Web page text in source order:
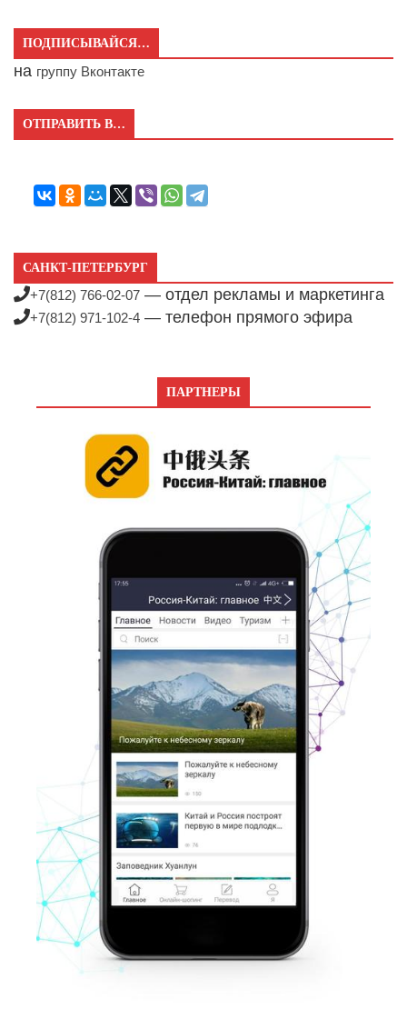
ПОДПИСЫВАЙСЯ…
на группу Вконтакте
ОТПРАВИТЬ В…
САНКТ-ПЕТЕРБУРГ
+7(812) 766-02-07 — отдел рекламы и маркетинга
+7(812) 971-102-4 — телефон прямого эфира
ПАРТНЕРЫ